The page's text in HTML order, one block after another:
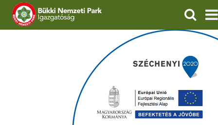
TERMÉSZETVÉDELEM